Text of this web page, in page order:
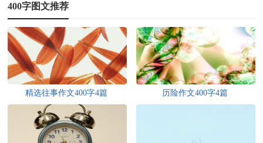
400字图文推荐
精选往事作文400字4篇 历险作文400字4篇